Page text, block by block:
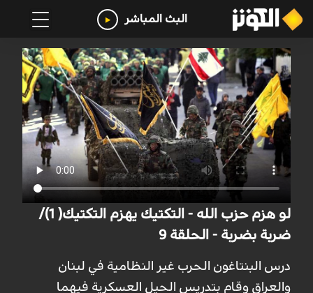
البث المباشر
لو هزم حزب الله - التكتيك يهزم التكتيك( 1)/
ضربة بضربة - الحلقة 9
درس البنتاغون الحرب غير النظامية في لبنان
والعراق وقام بتدريس الحيل العسكرية فيهما